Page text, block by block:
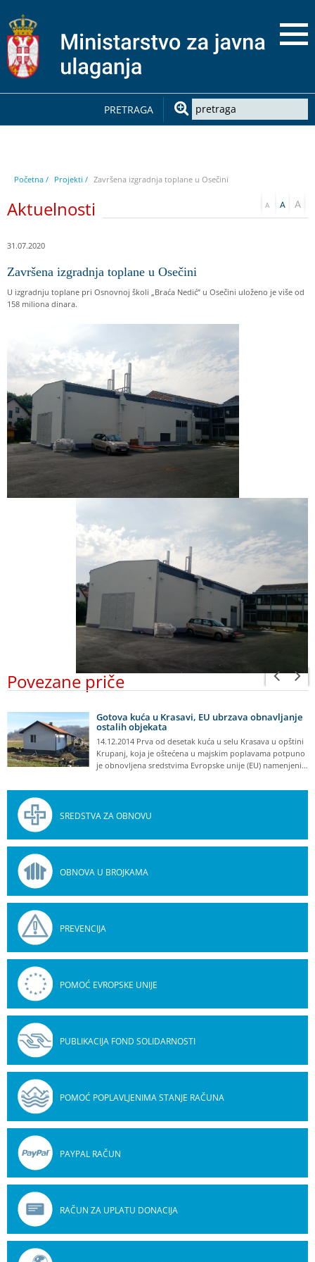
PRETRAGA
Početna / Projekti / Završena izgradnja toplane u Osečini
Aktuelnosti
31.07.2020
Završena izgradnja toplane u Osečini
U izgradnju toplane pri Osnovnoj školi „Braća Nedić” u Osečini uloženo je više od
158 miliona dinara.
Povezane priče
Gotova kuća u Krasavi, EU ubrzava obnavljanje
ostalih objekata
14.12.2014 Prva od desetak kuća u selu Krasava u opštini
Krupanj, koja je oštećena u majskim poplavama potpuno
je obnovljena sredstvima Evropske unije (EU) namenjeni…
SREDSTVA ZA OBNOVU
OBNOVA U BROJKAMA
PREVENCIJA
POMOĆ EVROPSKE UNIJE
PUBLIKACIJA FOND SOLIDARNOSTI
POMOĆ POPLAVLJENIMA STANJE RAČUNA
PAYPAL RAČUN
RAČUN ZA UPLATU DONACIJA